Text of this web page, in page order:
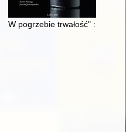
do Centralnego Urzędu
W pogrzebie trwałość" :